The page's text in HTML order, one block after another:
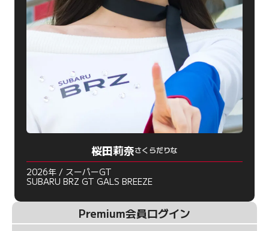
桜田莉奈さくらだりな
2026年 / スーパーGT
SUBARU BRZ GT GALS BREEZE
Premium会員ログイン